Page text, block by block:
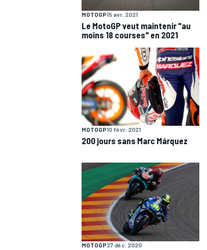
MOTOGP15 avr. 2021
Le MotoGP veut maintenir "au
moins 18 courses" en 2021
MOTOGP10 févr. 2021
200 jours sans Marc Márquez
MOTOGP27 déc. 2020